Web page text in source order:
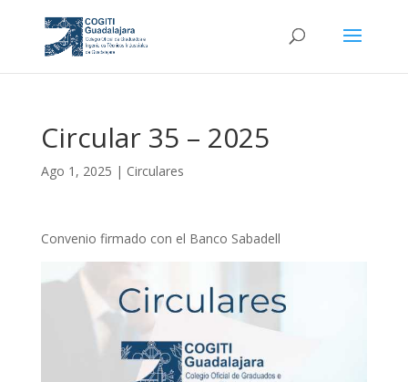
Circular 35 – 2025
Ago 1, 2025 | Circulares
Convenio firmado con el Banco Sabadell